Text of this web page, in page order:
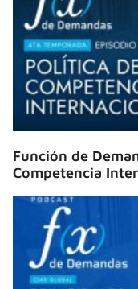
Función de
Competencia